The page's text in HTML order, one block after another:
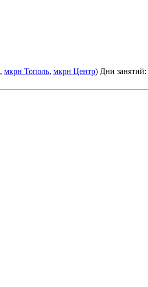
, мкрн Тополь, мкрн Центр) Дни занятий: